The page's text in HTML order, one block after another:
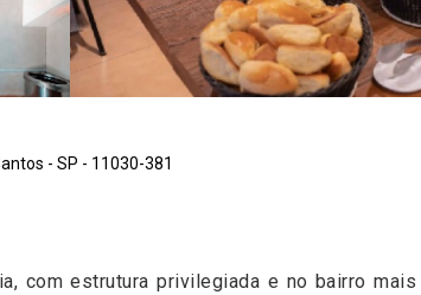
- SP - 11030-381
com estrutura privilegiada e no bairro